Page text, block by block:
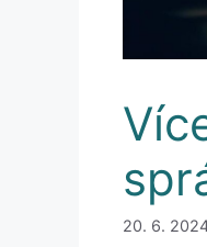
20. 6.